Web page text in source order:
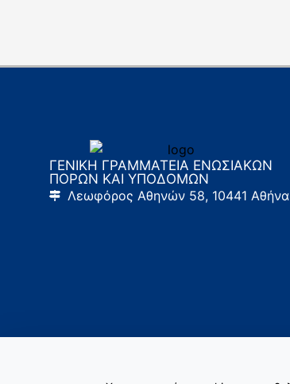
ΓΕΝΙΚΗ ΓΡΑΜΜΑΤΕΙΑ ΕΝΩΣΙΑΚΩΝ
ΠΟΡΩΝ ΚΑΙ ΥΠΟΔΟΜΩΝ
Λεωφόρος Αθηνών 58, 10441 Αθήνα